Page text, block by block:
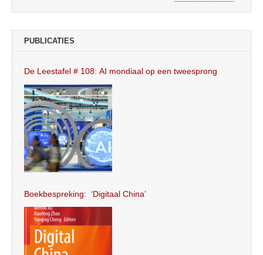
PUBLICATIES
De Leestafel # 108: AI mondiaal op een tweesprong
Boekbespreking: ‘Digitaal China’